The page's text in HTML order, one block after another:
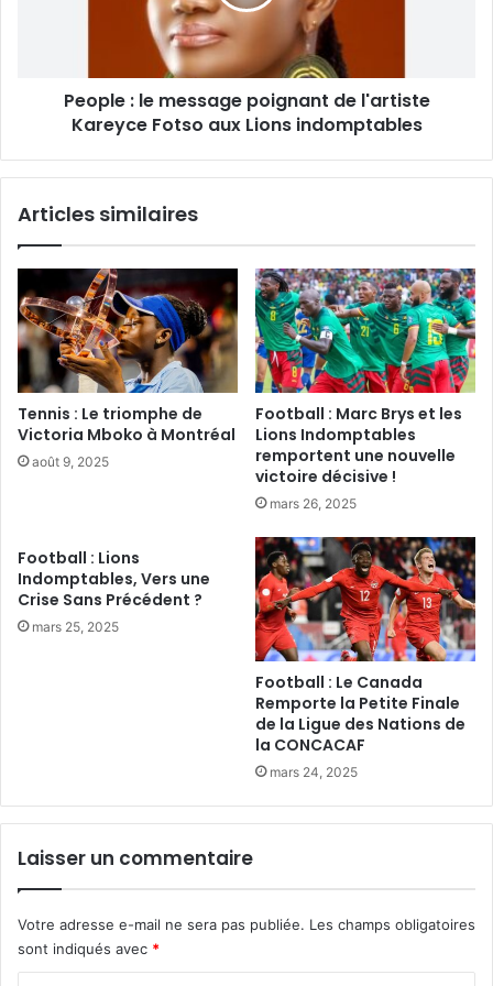
People : le message poignant de l'artiste
Kareyce Fotso aux Lions indomptables
Articles similaires
Tennis : Le triomphe de
Victoria Mboko à Montréal
août 9, 2025
Football : Marc Brys et les
Lions Indomptables
remportent une nouvelle
victoire décisive !
mars 26, 2025
Football : Lions
Indomptables, Vers une
Crise Sans Précédent ?
mars 25, 2025
Football : Le Canada
Remporte la Petite Finale
de la Ligue des Nations de
la CONCACAF
mars 24, 2025
Laisser un commentaire
Votre adresse e-mail ne sera pas publiée. Les champs obligatoires
sont indiqués avec *